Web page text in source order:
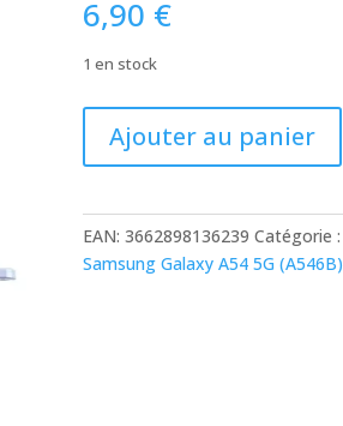
6,90 €
1 en stock
Samsung
Galaxy
Ajouter au panier
EAN:3662898136239 Catégorie :
Samsung Galaxy A54 5G (A546B)